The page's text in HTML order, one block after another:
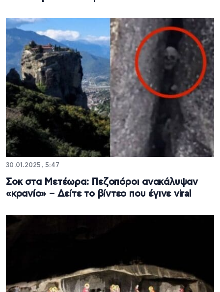
30.01.2025, 5:47
Σοκ στα Μετέωρα: Πεζοπόροι ανακάλυψαν
«κρανίο» – Δείτε το βίντεο που έγινε viral